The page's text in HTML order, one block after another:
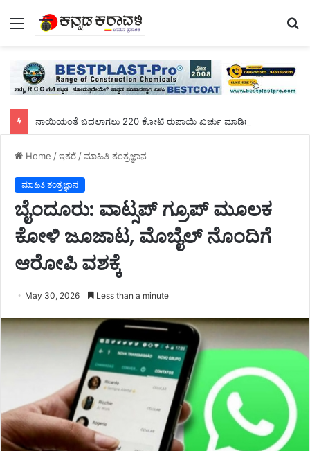
Menu
ನಾಯಿಯಂತೆ ಬದಲಾಗಲು 220 ಕೋಟಿ ರುಪಾಯಿ ಖರ್ಚು ಮಾಡಿದ ಯುವಕ!
Home /ಇತರೆ/ಮಾಹಿತಿ ತಂತ್ರಜ್ಞಾನ
ಮಾಹಿತಿ ತಂತ್ರಜ್ಞಾನ
ಬೈಂದೂರು: ವಾಟ್ಸಪ್‌ ಗ್ರೂಪ್‌ ಮೂಲಕ
ಕೋಳಿ ಜೂಜಾಟ, ಮೊಬೈಲ್‌ ನೊಂದಿಗೆ
ಆರೋಪಿ ವಶಕ್ಕೆ
May 30, 2026 Less than a minute